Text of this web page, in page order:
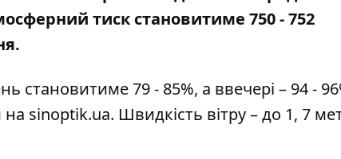
тиск становитиме 750 - 752
становитиме 79 - 85%, а ввечері – 94 -
на sinoptik.ua. Швидкість вітру – до 1, 7